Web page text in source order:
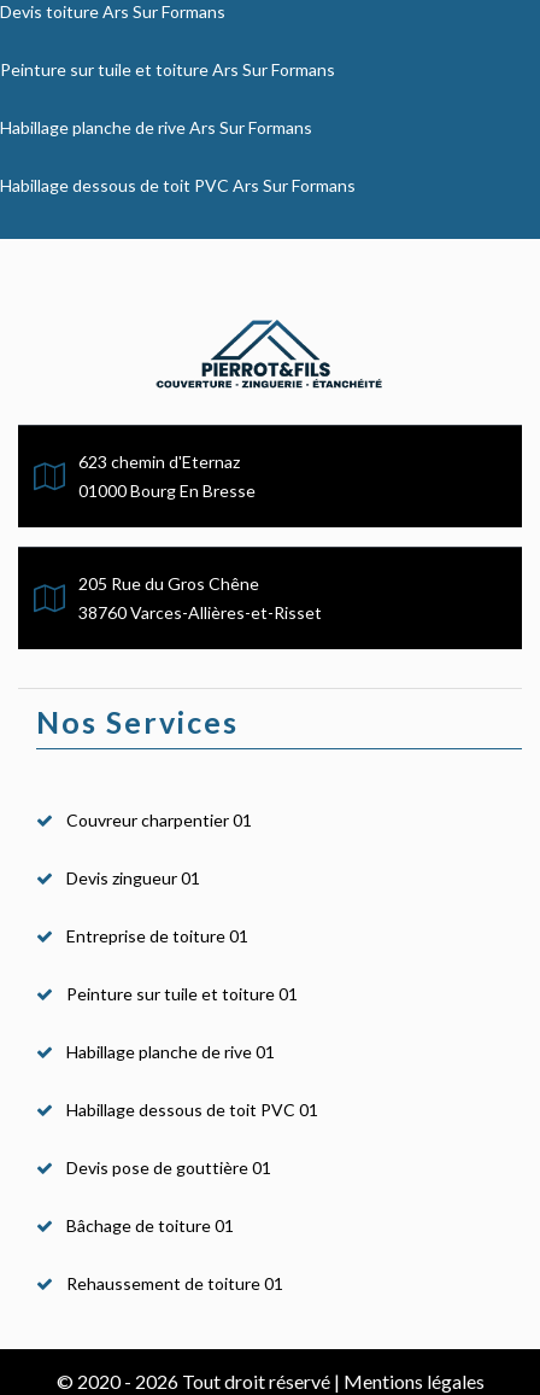
Devis toiture Ars Sur Formans
Peinture sur tuile et toiture Ars Sur Formans
Habillage planche de rive Ars Sur Formans
Habillage dessous de toit PVC Ars Sur Formans
623 chemin d'Eternaz
01000 Bourg En Bresse
205 Rue du Gros Chêne
38760 Varces-Allières-et-Risset
Nos Services
Couvreur charpentier 01
Devis zingueur 01
Entreprise de toiture 01
Peinture sur tuile et toiture 01
Habillage planche de rive 01
Habillage dessous de toit PVC 01
Devis pose de gouttière 01
Bâchage de toiture 01
Rehaussement de toiture 01
© 2020 - 2026 Tout droit réservé | Mentions légales